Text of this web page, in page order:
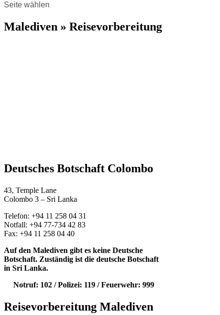
Seite wählen
Malediven » Reisevorbereitung
Deutsches Botschaft Colombo
43, Temple Lane
Colombo 3 – Sri Lanka
Telefon: +94 11 258 04 31
Notfall: +94 77-734 42 83
Fax: +94 11 258 04 40
Auf den Malediven gibt es keine Deutsche
Botschaft. Zuständig ist die deutsche Botschaft
in Sri Lanka.
Notruf: 102 / Polizei: 119 / Feuerwehr: 999
Reisevorbereitung Malediven